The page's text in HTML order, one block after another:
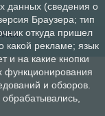
НА
данных (сведения о
Браузера; тип
откуда пришел
какой рекламе; язык
и на какие кнопки
функционирования
и обзоров.